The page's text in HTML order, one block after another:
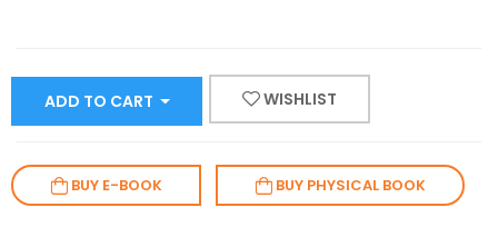
ADD TO CART WISHLIST
BUY E-BOOK BUY PHYSICAL BOOK